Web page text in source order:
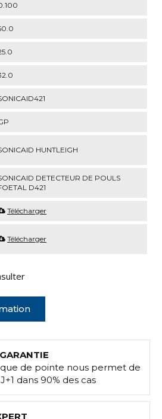
HUNTLEIGH
DETECTEUR DE POULS
D421
Télécharger
Télécharger
de pointe nous permet de
dans 90% des cas